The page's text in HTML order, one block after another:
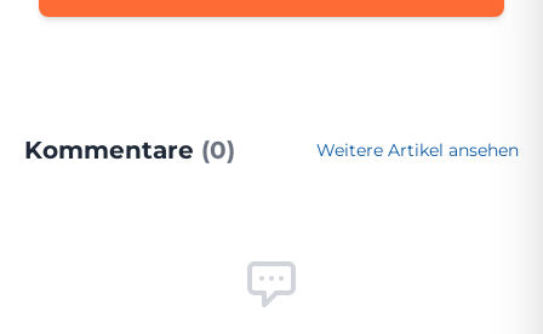
Kommentare (0) Weitere Artikel ansehen